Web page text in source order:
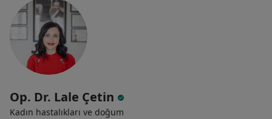
Op. Dr. Lale Çetin
Kadın hastalıkları ve doğum